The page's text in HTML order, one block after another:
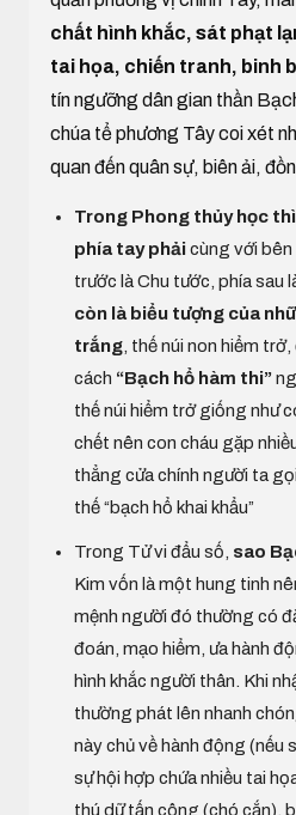
chất hình khắc, sát phạt
tai họa, chiến tranh, binh
tín ngưỡng dân gian thần
chúa tể phương Tây coi xét
quan đến quân sự, biên ải,
Trong Phong thủy học
phía tay phảicùng với bên
trước là Chu tước, phía sau
còn là biểu tượng của
trắng , thế núi non hiểm
cách “Bạch hổ hàm thi”
thế núi hiểm trở giống như
chết nên con cháu gặp
thẳng cửa chính người ta
thế “bạch hổ khai khẩu”
Trong Tử vi đẩu số, sao
Kim vốn là một hung tinh
mệnh người đó thường có
đoán, mạo hiểm, ưa hành
hình khắc người thân. Khi
thường phát lên nhanh
này chủ về hành động (nếu
sự hội hợp chứa nhiều tai
thú dữ tấn công (chó cắn),